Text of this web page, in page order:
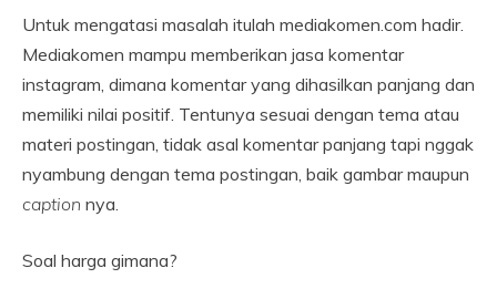
Untuk mengatasi masalah itulah mediakomen.com hadir.
Mediakomen mampu memberikan jasa komentar
instagram, dimana komentar yang dihasilkan panjang dan
memiliki nilai positif. Tentunya sesuai dengan tema atau
materi postingan, tidak asal komentar panjang tapi nggak
nyambung dengan tema postingan, baik gambar maupun
caption nya.
Soal harga gimana?